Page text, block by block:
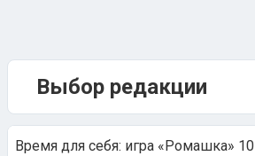
Выбор редакции
Время для себя: игра «Ромашка» 10